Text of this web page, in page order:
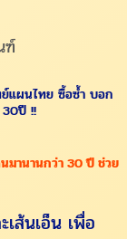
ฑ์
แผนไทย ซื้อซ้ำ บอก
ปี !!
มานานกว่า 30 ปี ช่วย
ส้นเอ็น เพื่อ